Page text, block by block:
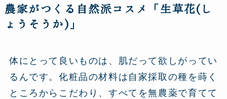
農家がつくる自然派コスメ「生草花(し
ょうそうか)」
体にとって良いものは、肌だって欲しがってい
るんです。化粧品の材料は自家採取の種を蒔く
ところからこだわり、すべてを無農薬で育てて